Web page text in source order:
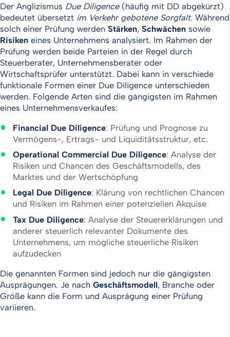
Der Anglizismus Due Diligence(häufig mit DD abgekürzt)
bedeutet übersetzt im Verkehr gebotene Sorgfalt. Während
solch einer Prüfung werden Stärken, Schwächen sowie
Risiken eines Unternehmens analysiert. Im Rahmen der
Prüfung werden beide Parteien in der Regel durch
Steuerberater, Unternehmensberater oder
Wirtschaftsprüfer unterstützt. Dabei kann in verschiede
funktionale Formen einer Due Diligence unterschieden
werden. Folgende Arten sind die gängigsten im Rahmen
eines Unternehmensverkaufes:
Financial Due Diligence: Prüfung und Prognose zu
Vermögens-, Ertrags- und Liquiditätsstruktur, etc.
Operational Commercial Due Diligence: Analyse der
Risiken und Chancen des Geschäftsmodells, des
Marktes und der Wertschöpfung
Legal Due Diligence: Klärung von rechtlichen Chancen
und Risiken im Rahmen einer potenziellen Akquise
Tax Due Diligence: Analyse der Steuererklärungen und
anderer steuerlich relevanter Dokumente des
Unternehmens, um mögliche steuerliche Risiken
aufzudecken
Die genannten Formen sind jedoch nur die gängigsten
Ausprägungen. Je nach Geschäftsmodell, Branche oder
Größe kann die Form und Ausprägung einer Prüfung
variieren.